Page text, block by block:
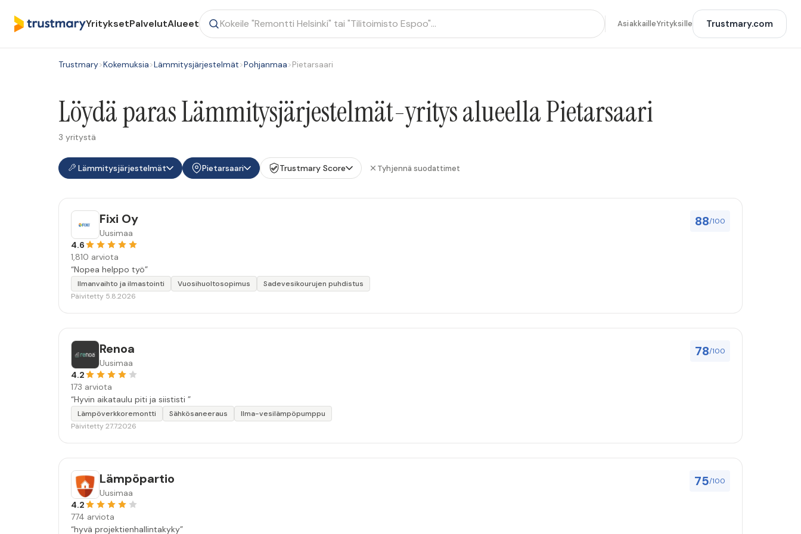
YrityksetPalvelutAlueet AsiakkailleYrityksille Trustmary.com
Trustmary>Kokemuksia>Lämmitysjärjestelmät>Pohjanmaa>Pietarsaari
Löydä paras Lämmitysjärjestelmät-yritys alueella Pietarsaari
3 yritystä
Lämmitysjärjestelmät Pietarsaari Trustmary Score Tyhjennä suodattimet
88/100
Fixi Oy
Uusimaa
4.6
1,810 arviota
“Nopea helppo työ”
Ilmanvaihto ja ilmastointi Vuosihuoltosopimus
Sadevesikourujen puhdistus
Päivitetty 5.8.2026
78/100
Renoa
Uusimaa
4.2
173 arviota
“Hyvin aikataulu piti ja siististi ”
Lämpöverkkoremontti Sähkösaneeraus
Ilma-vesilämpöpumppu
Päivitetty 27.7.2026
75/100
Lämpöpartio
Uusimaa
4.2
774 arviota
“hyvä projektienhallintakyky”